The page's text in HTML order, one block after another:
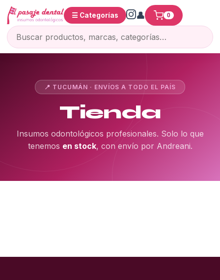
☰ Categorías 0
📍 TUCUMÁN · ENVÍOS A TODO EL PAÍS
Tienda
Insumos odontológicos profesionales. Solo lo que
tenemos en stock, con envío por Andreani.